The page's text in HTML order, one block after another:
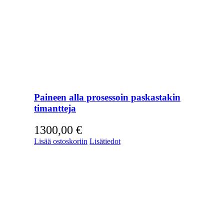
Paineen alla prosessoin paskastakin
timantteja
1300,00 €
Lisää ostoskoriin Lisätiedot